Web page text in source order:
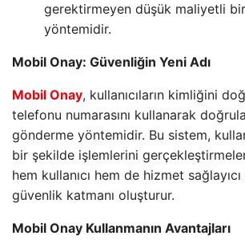
gerektirmeyen düşük maliyetli
yöntemidir.
Mobil Onay: Güvenliğin Yeni Adı
Mobil Onay, kullanıcıların kimliğini
telefonu numarasını kullanarak
gönderme yöntemidir. Bu sistem,
bir şekilde işlemlerini
hem kullanıcı hem de hizmet
güvenlik katmanı oluşturur.
Mobil Onay Kullanmanın Avantajları